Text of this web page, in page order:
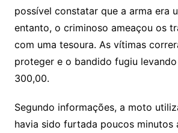
possível constatar que a arma era
entanto, o criminoso ameaçou os
com uma tesoura. As vítimas
proteger e o bandido fugiu
300,00.
Segundo informações, a moto
havia sido furtada poucos minutos